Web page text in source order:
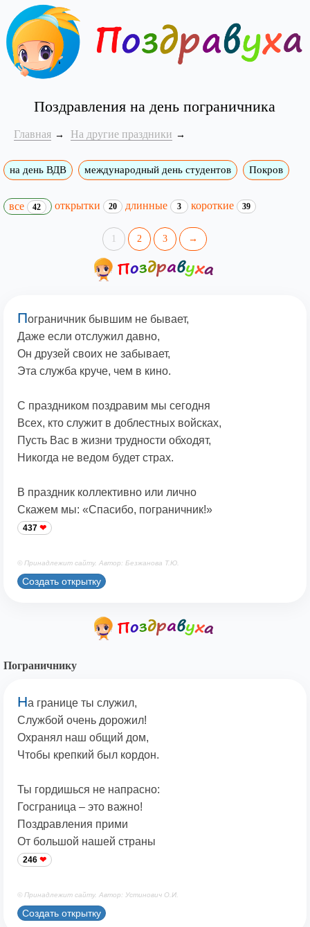
Поздравления на день пограничника
Главная На другие праздники
на день ВДВ международный день студентов Покров
все 42 открытки 20 длинные 3 короткие 39
1 2 3 →
Пограничник бывшим не бывает,
Даже если отслужил давно,
Он друзей своих не забывает,
Эта служба круче, чем в кино.
С праздником поздравим мы сегодня
Всех, кто служит в доблестных войсках,
Пусть Вас в жизни трудности обходят,
Никогда не ведом будет страх.
В праздник коллективно или лично
Скажем мы: «Спасибо, пограничник!»
437
© Принадлежит сайту. Автор: Безжанова Т.Ю.
Создать открытку
Пограничнику
На границе ты служил,
Службой очень дорожил!
Охранял наш общий дом,
Чтобы крепкий был кордон.
Ты гордишься не напрасно:
Госграница – это важно!
Поздравления прими
От большой нашей страны
246
© Принадлежит сайту. Автор: Устинович О.И.
Создать открытку